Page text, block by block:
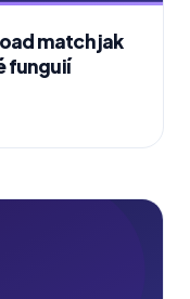
match jak
funguií